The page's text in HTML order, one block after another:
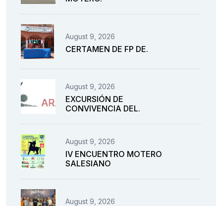
August 9, 2026
CERTAMEN DE FP DE.
August 9, 2026
EXCURSIÓN DE
CONVIVENCIA DEL.
August 9, 2026
IV ENCUENTRO MOTERO
SALESIANO
August 9, 2026